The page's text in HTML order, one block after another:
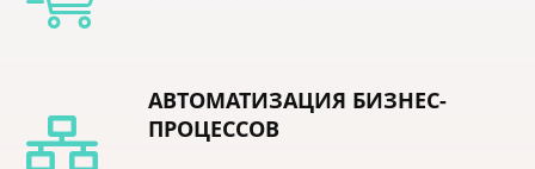
АВТОМАТИЗАЦИЯ БИЗНЕС-
ПРОЦЕССОВ